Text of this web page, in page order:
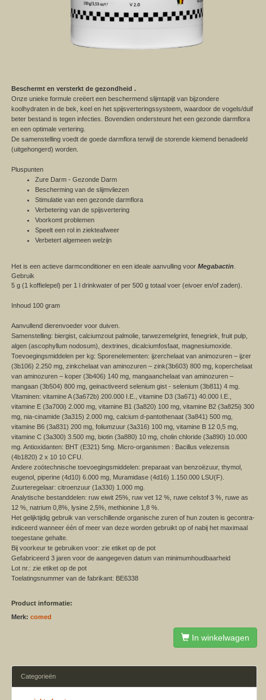
Beschermt en versterkt de gezondheid .
Onze unieke formule creëert een beschermend slijmtapijt van bijzondere
koolhydraten in de bek, keel en het spijsverteringssysteem, waardoor de vogels/duif
beter bestand is tegen infecties. Bovendien ondersteunt het een gezonde darmflora
en een optimale vertering.
De samenstelling voedt de goede darmflora terwijl de storende kiemend benadeeld
(uitgehongerd) worden.
Pluspunten
Zure Darm - Gezonde Darm
Bescherming van de slijmvliezen
Stimulatie van een gezonde darmflora
Verbetering van de spijsvertering
Voorkomt problemen
Speelt een rol in ziekteafweer
Verbetert algemeen welzijn
Het is een actieve darmconditioner en een ideale aanvulling voorMegabactin
Gebruik
5 g (1 koffielepel) per 1 l drinkwater of per 500 g totaal voer (eivoer en/of zaden).
Inhoud 100 gram
Aanvullend dierenvoeder voor duiven.
Samenstelling: biergist, calciumzout palmolie, tarwezemelgrint, fenegriek, fruit pulp,
algen (ascophyllum nodosum), dextrines, dicalciumfosfaat, magnesiumoxide.
Toevoegingsmiddelen per kg: Sporenelementen: ijzerchelaat van animozuren – ijzer
(3b106) 2.250 mg, zinkchelaat van aminozuren – zink(3b603) 800 mg, koperchelaat
van aminozuren – koper (3b406) 140 mg, mangaanchelaat van aminozuren –
mangaan (3b504) 800 mg, geinactiveerd selenium gist - selenium (3b811) 4 mg.
Vitaminen: vitamine A (3a672b) 200.000 I.E., vitamine D3 (3a671) 40.000 I.E.,
vitamine E (3a700i) 2.000 mg, vitamine B1 (3a820) 100 mg, vitamine B2 (3a825i) 300
mg, nia-cinamide (3a315) 2.000 mg, calcium d-pantothenaat (3a841) 500 mg,
vitamine B6 (3a831) 200 mg, foliumzuur (3a316) 100 mg, vitamine B 12 0,5 mg,
vitamine C (3a300) 3.500 mg, biotin (3a880) 10 mg, cholin chloride (3a890) 10.000
mg. Antioxidanten: BHT (E321) 5mg. Micro-organismen : Bacillus velezensis
(4b1820) 2 x 10 10 CFU.
Andere zoötechnische toevoegingsmiddelen: preparaat van benzoëzuur, thymol,
eugenol, piperine (4d10) 6.000 mg, Muramidase (4d16) 1.150.000 LSU(F).
Zuurteregelaar: citroenzuur (1a330) 1.000 mg.
Analytische bestanddelen: ruw eiwit 25%, ruw vet 12 %, ruwe celstof 3 %, ruwe as
12 %, natrium 0,8%, lysine 2,5%, methionine 1,8 %.
Het gelijktijdig gebruik van verschillende organische zuren of hun zouten is gecontra-
indiceerd wanneer één of meer van deze worden gebruikt op of nabij het maximaal
toegestane gehalte.
Bij voorkeur te gebruiken voor: zie etiket op de pot
Gefabriceerd 3 jaren voor de aangegeven datum van minimumhoudbaarheid
Lot nr.: zie etiket op de pot
Toelatingsnummer van de fabrikant: BE6338
Product informatie:
Merk:comed
In winkelwagen
Categorieën